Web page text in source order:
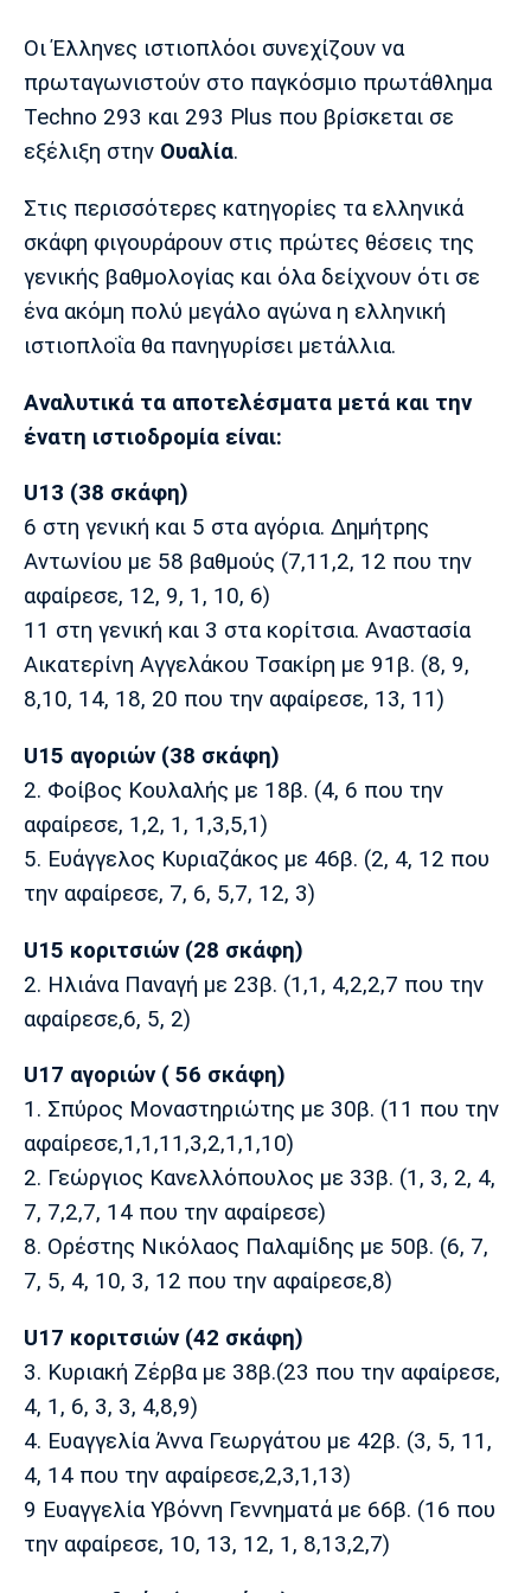
Πολιτισμός
Τραγούδια
Cine Spot
Media
Παρασκήνιο
Πρόγραμμα TV
Κηφισιά Πανσερραϊκός
Μαδρίτης
Ατλέτικο
Μαδρίτης
Μάντσεστερ
Τσέλσι Άρσεναλ
Λίβερπουλ
Μάντσεστερ
Σίτι
Γιουβέντους
Ίντερ Μπάγερν
Μπορούσια
Ντόρτμουντ
Παρί Σεν
Ζερμέν
Μονακό
Ερυθρός
Αστέρας
Οι Έλληνες ιστιοπλόοι συνεχίζουν να
πρωταγωνιστούν στο παγκόσμιο πρωτάθλημα
Techno 293 και 293 Plus που βρίσκεται σε
εξέλιξη στην Ουαλία.
Στις περισσότερες κατηγορίες τα ελληνικά
σκάφη φιγουράρουν στις πρώτες θέσεις της
γενικής βαθμολογίας και όλα δείχνουν ότι σε
ένα ακόμη πολύ μεγάλο αγώνα η ελληνική
ιστιοπλοΐα θα πανηγυρίσει μετάλλια.
Αναλυτικά τα αποτελέσματα μετά και την
ένατη ιστιοδρομία είναι:
U13 (38 σκάφη)
6 στη γενική και 5 στα αγόρια. Δημήτρης
Αντωνίου με 58 βαθμούς (7,11,2, 12 που την
αφαίρεσε, 12, 9, 1, 10, 6)
11 στη γενική και 3 στα κορίτσια. Αναστασία
Αικατερίνη Αγγελάκου Τσακίρη με 91β. (8, 9,
8,10, 14, 18, 20 που την αφαίρεσε, 13, 11)
U15 αγοριών (38 σκάφη)
2. Φοίβος Κουλαλής με 18β. (4, 6 που την
αφαίρεσε, 1,2, 1, 1,3,5,1)
5. Ευάγγελος Κυριαζάκος με 46β. (2, 4, 12 που
την αφαίρεσε, 7, 6, 5,7, 12, 3)
U15 κοριτσιών (28 σκάφη)
2. Ηλιάνα Παναγή με 23β. (1,1, 4,2,2,7 που την
αφαίρεσε,6, 5, 2)
U17 αγοριών ( 56 σκάφη)
1. Σπύρος Μοναστηριώτης με 30β. (11 που την
αφαίρεσε,1,1,11,3,2,1,1,10)
2. Γεώργιος Κανελλόπουλος με 33β. (1, 3, 2, 4,
7, 7,2,7, 14 που την αφαίρεσε)
8. Ορέστης Νικόλαος Παλαμίδης με 50β. (6, 7,
7, 5, 4, 10, 3, 12 που την αφαίρεσε,8)
U17 κοριτσιών (42 σκάφη)
3. Κυριακή Ζέρβα με 38β.(23 που την αφαίρεσε,
4, 1, 6, 3, 3, 4,8,9)
4. Ευαγγελία Άννα Γεωργάτου με 42β. (3, 5, 11,
4, 14 που την αφαίρεσε,2,3,1,13)
9 Ευαγγελία Υβόννη Γεννηματά με 66β. (16 που
την αφαίρεσε, 10, 13, 12, 1, 8,13,2,7)